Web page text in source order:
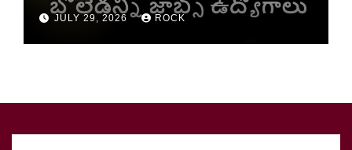
JULY 29, 2026 ROCK